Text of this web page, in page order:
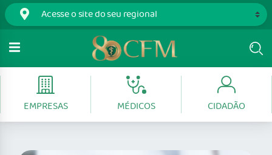
EMPRESAS MÉDICOS CIDADÃO